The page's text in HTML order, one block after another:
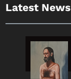
Latest News